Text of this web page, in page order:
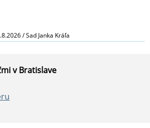
/ Sad Janka Kráľa
v Bratislave